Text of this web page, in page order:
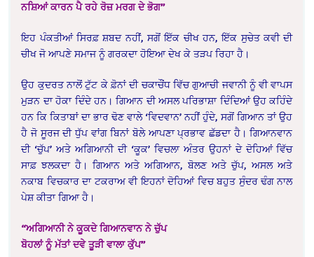
ਨਸ਼ਿਆਂ ਕਾਰਨ ਪੈ ਰਹੇ ਰੋਜ਼ ਮਰਗ ਦੇ ਭੋਗ”
ਇਹ ਪੰਕਤੀਆਂ ਸਿਰਫ਼ ਸ਼ਬਦ ਨਹੀਂ, ਸਗੋਂ ਇੱਕ ਚੀਖ ਹਨ, ਇੱਕ ਸੁਚੇਤ ਕਵੀ ਦੀ
ਚੀਖ ਜੋ ਆਪਣੇ ਸਮਾਜ ਨੂੰ ਗਰਕਦਾ ਹੋਇਆ ਦੇਖ ਕੇ ਤੜਪ ਰਿਹਾ ਹੈ।
ਉਹ ਕੁਦਰਤ ਨਾਲੋਂ ਟੁੱਟ ਕੇ ਫ਼ੋਨਾਂ ਦੀ ਚਕਾਚੌਂਧ ਵਿੱਚ ਗੁਆਚੀ ਜਵਾਨੀ ਨੂੰ ਵੀ ਵਾਪਸ
ਮੁੜਨ ਦਾ ਹੋਕਾ ਦਿੰਦੇ ਹਨ। ਗਿਆਨ ਦੀ ਅਸਲ ਪਰਿਭਾਸ਼ਾ ਦਿੰਦਿਆਂ ਉਹ ਕਹਿੰਦੇ
ਹਨ ਕਿ ਕਿਤਾਬਾਂ ਦਾ ਭਾਰ ਢੋਣ ਵਾਲੇ ‘ਵਿਦਵਾਨ’ ਨਹੀਂ ਹੁੰਦੇ, ਸਗੋਂ ਗਿਆਨ ਤਾਂ ਉਹ
ਹੈ ਜੋ ਸੂਰਜ ਦੀ ਧੁੱਪ ਵਾਂਗ ਬਿਨਾਂ ਬੋਲੇ ਆਪਣਾ ਪ੍ਰਭਾਵ ਛੱਡਦਾ ਹੈ। ਗਿਆਨਵਾਨ
ਦੀ ‘ਚੁੱਪ’ ਅਤੇ ਅਗਿਆਨੀ ਦੀ ‘ਕੂਕ’ ਵਿਚਲਾ ਅੰਤਰ ਉਹਨਾਂ ਦੇ ਦੋਹਿਆਂ ਵਿੱਚ
ਸਾਫ਼ ਝਲਕਦਾ ਹੈ। ਗਿਆਨ ਅਤੇ ਅਗਿਆਨ, ਬੋਲਣ ਅਤੇ ਚੁੱਪ, ਅਸਲ ਅਤੇ
ਨਕਾਬ ਵਿਚਕਾਰ ਦਾ ਟਕਰਾਅ ਵੀ ਇਹਨਾਂ ਦੋਹਿਆਂ ਵਿਚ ਬਹੁਤ ਸੁੰਦਰ ਢੰਗ ਨਾਲ
ਪੇਸ਼ ਕੀਤਾ ਗਿਆ ਹੈ।
“ਅਗਿਆਨੀ ਨੇ ਕੂਕਦੇ ਗਿਆਨਵਾਨ ਨੇ ਚੁੱਪ
ਬੋਹਲਾਂ ਨੂੰ ਮੱਤਾਂ ਦਵੇ ਤੂੜੀ ਵਾਲਾ ਕੁੱਪ”